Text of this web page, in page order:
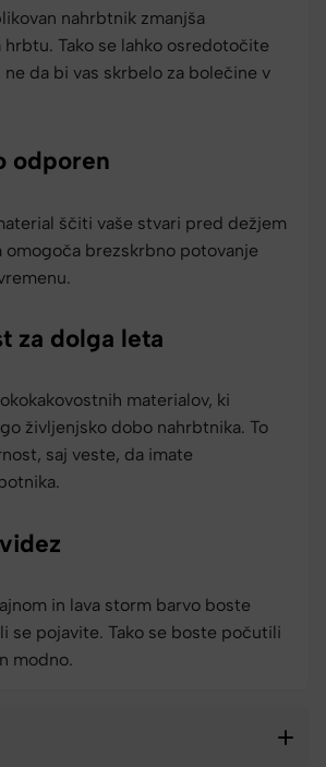
nahrbtnik zmanjša
Tako se lahko osredotočite
ne da bi vas skrbelo za bolečine v
odporen
ščiti vaše stvari pred dežjem
omogoča brezskrbno potovanje
za dolga leta
materialov, ki
življenjsko dobo nahrbtnika. To
saj veste, da imate
in lava storm barvo boste
se pojavite. Tako se boste počutili
modno.